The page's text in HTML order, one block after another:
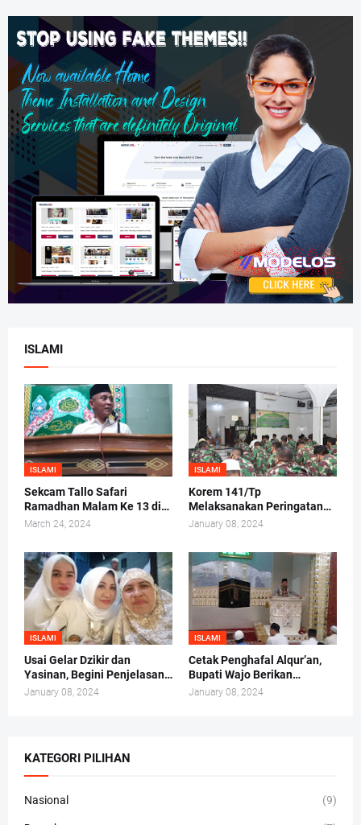
ISLAMI
ISLAMI
Sekcam Tallo Safari
Ramadhan Malam Ke 13 di
Mesjid Darul Ma'arif,
March 24, 2024
ISLAMI
Korem 141/Tp
Melaksanakan Peringatan
Maulid Nabi Muhammad
January 08, 2024
ISLAMI
Usai Gelar Dzikir dan
Yasinan, Begini Penjelasan
Andi Irma Mappanyukki
January 08, 2024
ISLAMI
Cetak Penghafal Alqur’an,
Bupati Wajo Berikan
Bantuan Buku At-Taisir
January 08, 2024
KATEGORI PILIHAN
Nasional (9)